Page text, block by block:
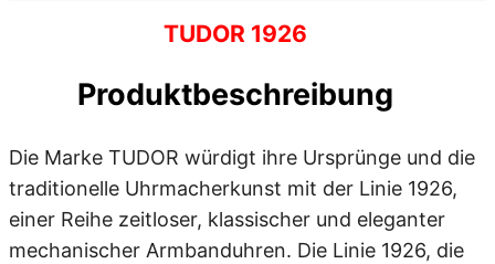
TUDOR 1926
Produktbeschreibung
Die Marke TUDOR würdigt ihre Ursprünge und die
traditionelle Uhrmacherkunst mit der Linie 1926,
einer Reihe zeitloser, klassischer und eleganter
mechanischer Armbanduhren. Die Linie 1926, die